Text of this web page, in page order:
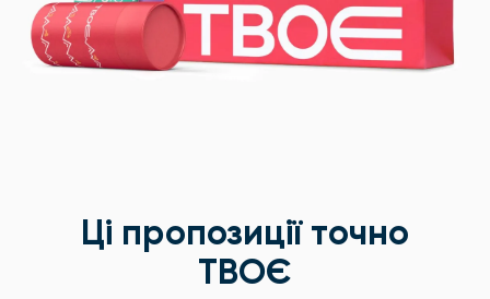
Ці пропозиції точно
ТВОЄ